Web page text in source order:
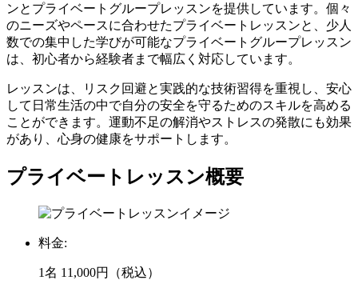
ンとプライベートグループレッスンを提供しています。個々
のニーズやペースに合わせたプライベートレッスンと、少人
数での集中した学びが可能なプライベートグループレッスン
は、初心者から経験者まで幅広く対応しています。
レッスンは、リスク回避と実践的な技術習得を重視し、安心
して日常生活の中で自分の安全を守るためのスキルを高める
ことができます。運動不足の解消やストレスの発散にも効果
があり、心身の健康をサポートします。
プライベートレッスン概要
料金:
1名 11,000円（税込）